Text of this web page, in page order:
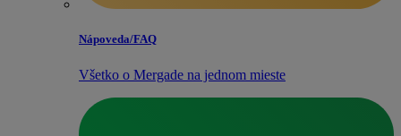
Nápoveda/​FAQ
Všetko o Mergade na jednom mieste